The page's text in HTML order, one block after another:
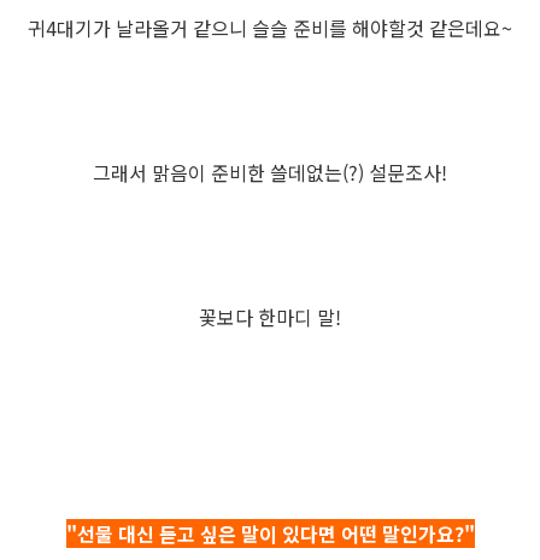
귀4대기가 날라올거 같으니 슬슬 준비를 해야할것 같은데요~
그래서 맑음이 준비한 쓸데없는(?) 설문조사!
꽃보다 한마디 말!
"선물 대신 듣고 싶은 말이 있다면 어떤 말인가요?"